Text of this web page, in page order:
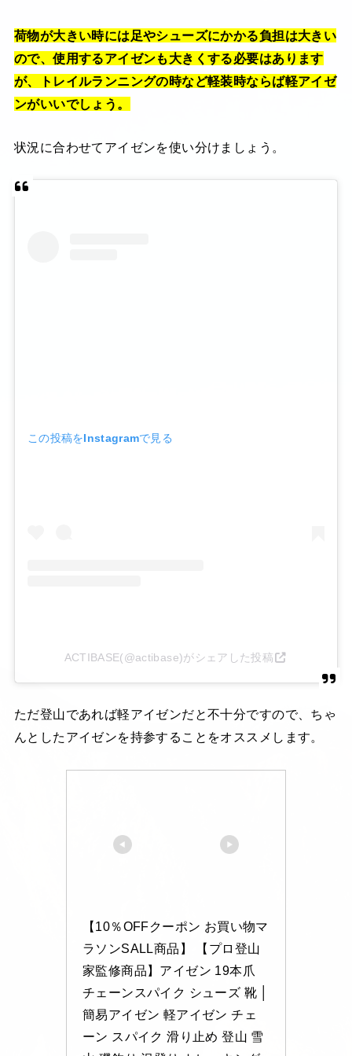
荷物が大きい時には足やシューズにかかる負担は大きい
ので、使用するアイゼンも大きくする必要はあります
が、トレイルランニングの時など軽装時ならば軽アイゼ
ンがいいでしょう。
状況に合わせてアイゼンを使い分けましょう。
この投稿をInstagramで見る
ACTIBASE(@actibase)がシェアした投稿
ただ登山であれば軽アイゼンだと不十分ですので、ちゃ
んとしたアイゼンを持参することをオススメします。
【10％OFFクーポン お買い物マ
ラソンSALL商品】 【プロ登山
家監修商品】アイゼン 19本爪
チェーンスパイク シューズ 靴 │
簡易アイゼン 軽アイゼン チェ
ーン スパイク 滑り止め 登山 雪